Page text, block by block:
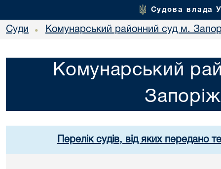
Судова влада
Суди • Комунарський районний суд м.
Комунарський
Перелік судів, від яких передано